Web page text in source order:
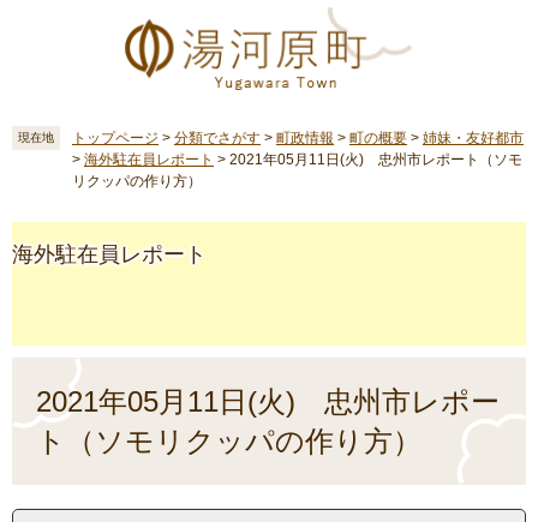
本
文
現在地 トップページ > 分類でさがす > 町政情報 > 町の概要 > 姉妹・友好都市
> 海外駐在員レポート > 2021年05月11日(火) 忠州市レポート（ソモ
リクッパの作り方）
海外駐在員レポート
2021年05月11日(火) 忠州市レポー
ト（ソモリクッパの作り方）